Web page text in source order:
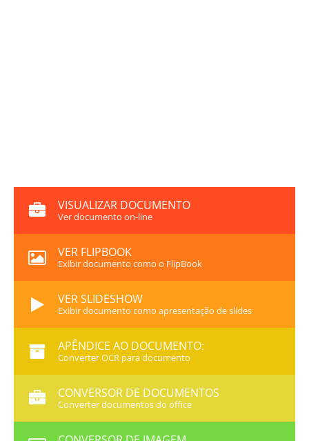
VISUALIZAR DOCUMENTO
Ver documento on-line
VER FLIPBOOK
Exibir documento como o FlipBook
VER SLIDESHOW
Exibir documento como apresentação de slides
APÊNDICE AO DOCUMENTO:
Converter OCR para documento
CONVERSOR DE DOCUMENTOS
Converter documentos do office